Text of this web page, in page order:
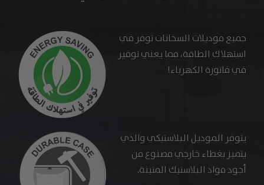
جميع موديلات السخانات توفر في
استهلاك الطاقة، مما يعني توفير
في فاتورة الكهرباء!
يتوفر الموديل البلاستيكي والذي
يتميز بغطاء خارجي مصنوع من
أجود مواد البلاستيك المتينة.